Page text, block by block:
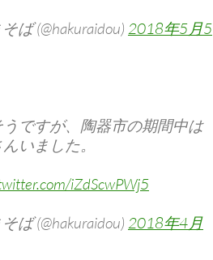
ば (@hakuraidou) 2018年5月5
ですが、陶器市の期間中は
いました。
iZdScwPWj5
ば (@hakuraidou) 2018年4月